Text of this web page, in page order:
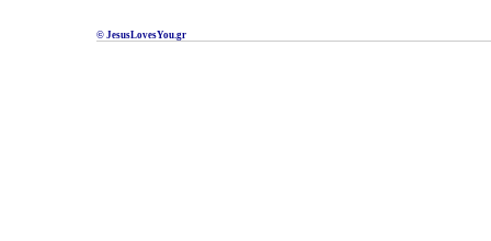
© JesusLovesYou.gr